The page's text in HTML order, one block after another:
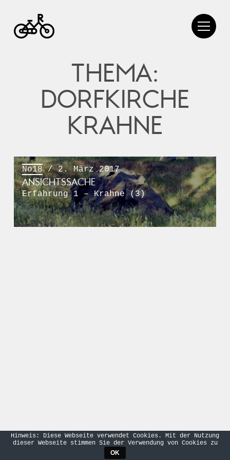
THEMA:
DORFKIRCHE
KRAHNE
No18/ 2. März 2017
ANSICHTSSACHE
Erfahrung 1 – Krahne (3)
Hinweis: Diese Webseite verwendet Cookies. Mit der Nutzung
dieser Webseite stimmen Sie der Verwendung von Cookies zu
OK